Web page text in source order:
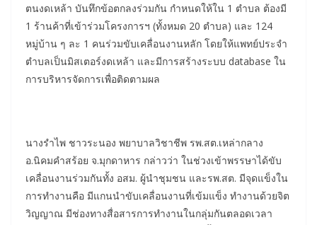
ตนงดเหล้า บันทึกข้อตกลงร่วมกัน กำหนดให้ใน 1 ตำบล ต้องมี
1 ร้านค้าที่เข้าร่วมโครงการฯ (ทั้งหมด 20 ตำบล) และ 124
หมู่บ้าน ๆ ละ 1 คนร่วมขับเคลื่อนงานหลัก โดยให้แพทย์ประจำ
ตำบลเป็นมิสเตอร์งดเหล้า และมีการสร้างระบบ database ใน
การบริหารจัดการเพื่อติดตามผล
นางรำไพ ชาวระนอง พยาบาลวิชาชีพ รพ.สต.เหล่ากลาง
อ.นิคมคำสร้อย จ.มุกดาหาร กล่าวว่า ในช่วงเข้าพรรษาได้ขับ
เคลื่อนงานร่วมกันทั้ง อสม. ผู้นำชุมชน และรพ.สต. มีจุดแข็งใน
การทำงานคือ มีแกนนำขับเคลื่อนงานที่เข้มแข็ง ทำงานด้วยจิต
วิญญาณ มีช่องทางสื่อสารการทำงานในกลุ่มกันตลอดเวลา